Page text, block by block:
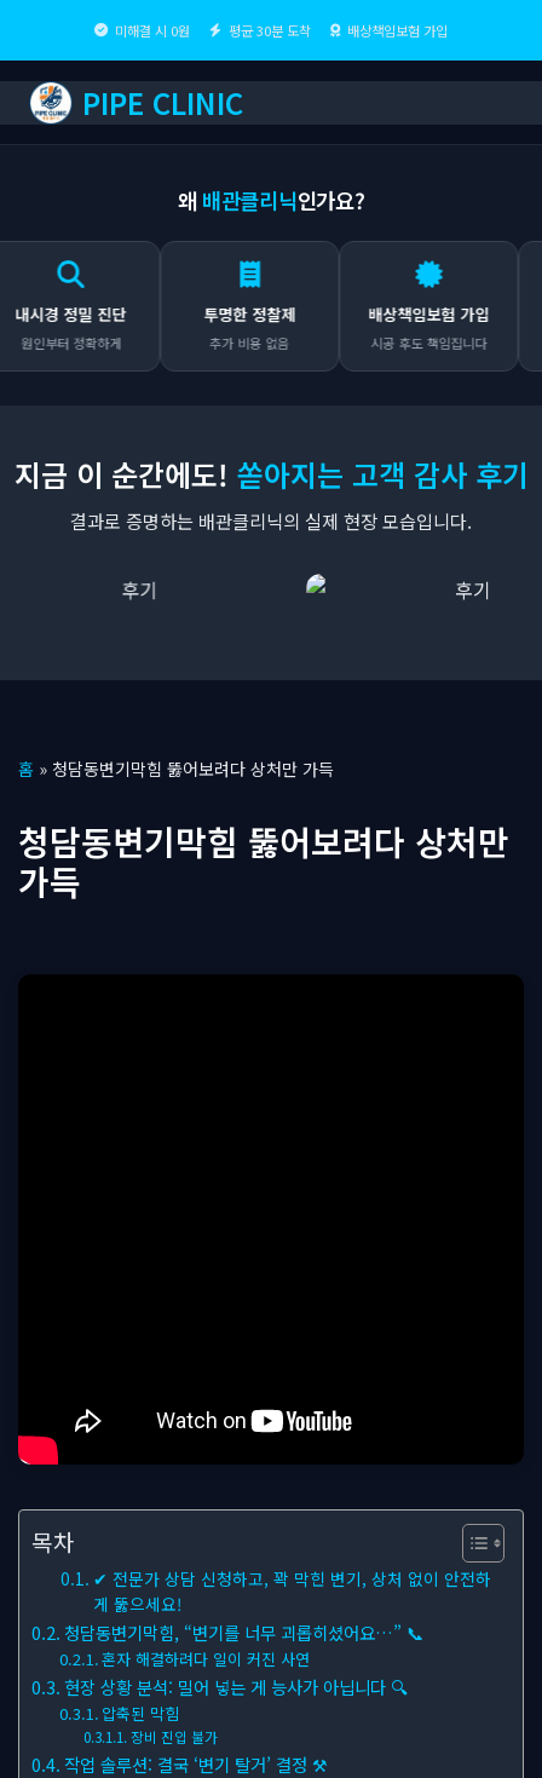
미해결 시 0원 평균 30분 도착 배상책임보험 가입
PIPE CLINIC
왜 배관클리닉인가요?
경 정밀 진단
부터 정확하게
투명한 정찰제
추가 비용 없음
배상책임보험 가입
시공 후도 책임집니다
지금 이 순간에도! 쏟아지는 고객 감사 후기
결과로 증명하는 배관클리닉의 실제 현장 모습입니다.
텐
로
건
기
홈 » 청담동변기막힘 뚫어보려다 상처만 가득
청담동변기막힘 뚫어보려다 상처만
가득
목차
✔ 전문가 상담 신청하고, 꽉 막힌 변기, 상처 없이 안전하
게 뚫으세요!
청담동변기막힘, “변기를 너무 괴롭히셨어요…” 📞
혼자 해결하려다 일이 커진 사연
현장 상황 분석: 밀어 넣는 게 능사가 아닙니다 🔍
압축된 막힘
장비 진입 불가
작업 솔루션: 결국 ‘변기 탈거’ 결정 ⚒